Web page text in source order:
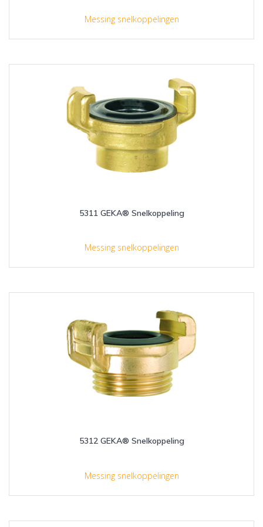
Messing snelkoppelingen
5311 GEKA® Snelkoppeling
Messing snelkoppelingen
5312 GEKA® Snelkoppeling
Messing snelkoppelingen